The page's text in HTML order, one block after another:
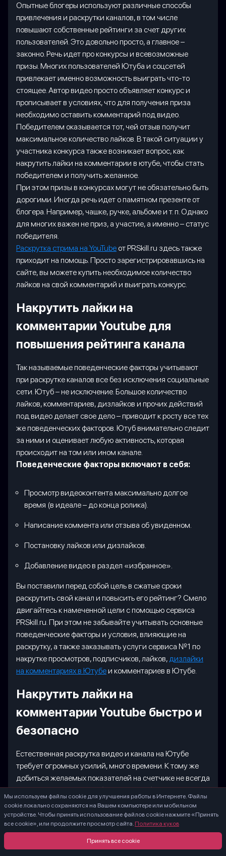
Опытные блогеры используют различные способы
привлечения и раскрутки каналов, в том числе
повышают собственные рейтинги за счет других
пользователей. Это довольно просто, а главное –
законно. Речь идет про конкурсы и всевозможные
призы. Многих пользователей Ютуба и соцсетей
привлекает именно возможность выиграть что-то
стоящее. Автор видео просто объявляет конкурс и
прописывает в условиях, что для получения приза
необходимо оставить комментарий под видео.
Победителем оказывается тот, чей отзыв получит
максимальное количество лайков. В такой ситуации у
участника конкурса также возникает вопрос, как
накрутить лайки на комментарии в ютубе, чтобы стать
победителем и получить желанное.
При этом призы в конкурсах могут не обязательно быть
дорогими. Иногда речь идет о памятном презенте от
блогера. Например, чашке, ручке, альбоме и т. п. Однако
для многих важен не приз, а участие, а именно – статус
победителя.
Раскрутка стрима на YouTube от PRSkill.ru здесь также
приходит на помощь. Просто зарегистрировавшись на
сайте, вы можете купить необходимое количество
лайков на свой комментарий и выиграть конкурс.
Накрутить лайки на
комментарии Youtube для
повышения рейтинга канала
Так называемые поведенческие факторы учитывают
при раскрутке каналов все без исключения социальные
сети. Ютуб – не исключение. Большое количество
лайков, комментариев, дизлайков и прочих действий
под видео делает свое дело – приводит к росту все тех
же поведенческих факторов. Ютуб внимательно следит
за ними и оценивает любую активность, которая
происходит на том или ином канале.
Поведенческие факторы включают в себя:
Просмотр видеоконтента максимально долгое
время (в идеале – до конца ролика).
Написание коммента или отзыва об увиденном.
Постановку лайков или дизлайков.
Добавление видео в раздел «избранное».
Вы поставили перед собой цель в сжатые сроки
раскрутить свой канал и повысить его рейтинг? Смело
двигайтесь к намеченной цели с помощью сервиса
PRSkill.ru. При этом не забывайте учитывать основные
поведенческие факторы и условия, влияющие на
раскрутку, а также заказывать услуги сервиса №1 по
накрутке просмотров, подписчиков, лайков, дизлайки
на комментариях в Ютубеи комментариев в Ютубе.
Накрутить лайки на
комментарии Youtube быстро и
безопасно
Естественная раскрутка видео и канала на Ютубе
требует огромных усилий, много времени. К тому же
добиться желаемых показателей на счетчике не всегда
удается даже опытным блогерам. Чтобы заполучить
желаемые лайки на комменты или иные ресурсы
можно прибегнуть к небольшой хитрости –
воспользоваться специальными программами или
услугами сервисов по бесплатному обмену ресурсами.
Это не совсем законный инструмент продвижения, так
Мы используем файлы cookie для улучшения работы в Интернете. Файлы
cookie локально сохраняются на Вашем компьютере или мобильном
устройстве. Чтобы принять использование файлов cookie нажмите «Принять
все cookie», или продолжите просмотр сайта. Политика куков
Принять все cookie